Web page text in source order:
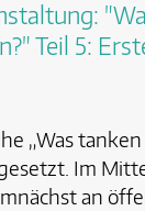
Teil 5:
„Was
Im
an